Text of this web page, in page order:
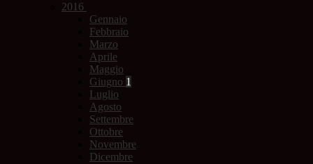
2016
Gennaio
Febbraio
Marzo
Aprile
Maggio
Giugno 1
Luglio
Agosto
Settembre
Ottobre
Novembre
Dicembre